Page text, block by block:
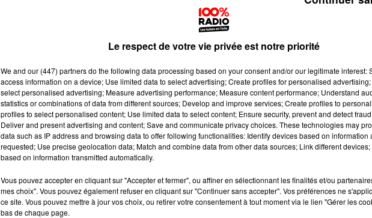
Le respect de votre vie privée est notre priorité
We and our (447) partnersdo the following data processing based on your consent and/or our legitimate interest:
access information on a device; Use limited data to select advertising; Create profiles for personalised
select personalised advertising; Measure advertising performance; Measure content performance; Understand
statistics or combinations of data from different sources; Develop and improve services; Create profiles to
profiles to select personalised content; Use limited data to select content; Ensure security, prevent and detect
Deliver and present advertising and content; Save and communicate privacy choices. These technologies may
data such as IP address and browsing data to offer following functionalities: Identify devices based on information
requested; Use precise geolocation data; Match and combine data from other data sources; Link different
based on information transmitted automatically.
Vous pouvez accepter en cliquant sur "Accepter et fermer", ou affiner en sélectionnant les finalités et/ou
mes choix". Vous pouvez également refuser en cliquant sur "Continuer sans accepter". Vos préférences ne
ce site. Vous pouvez mettre à jour vos choix, ou retirer votre consentement à tout moment via le lien "Gérer les
bas de chaque page.